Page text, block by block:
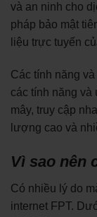
và an ninh cho
pháp bảo mật
liệu trực tuyến
Các tính năng
các tính năng
mây, truy cập
lượng cao và
Vì sao nên
Có nhiều lý do
internet FPT.